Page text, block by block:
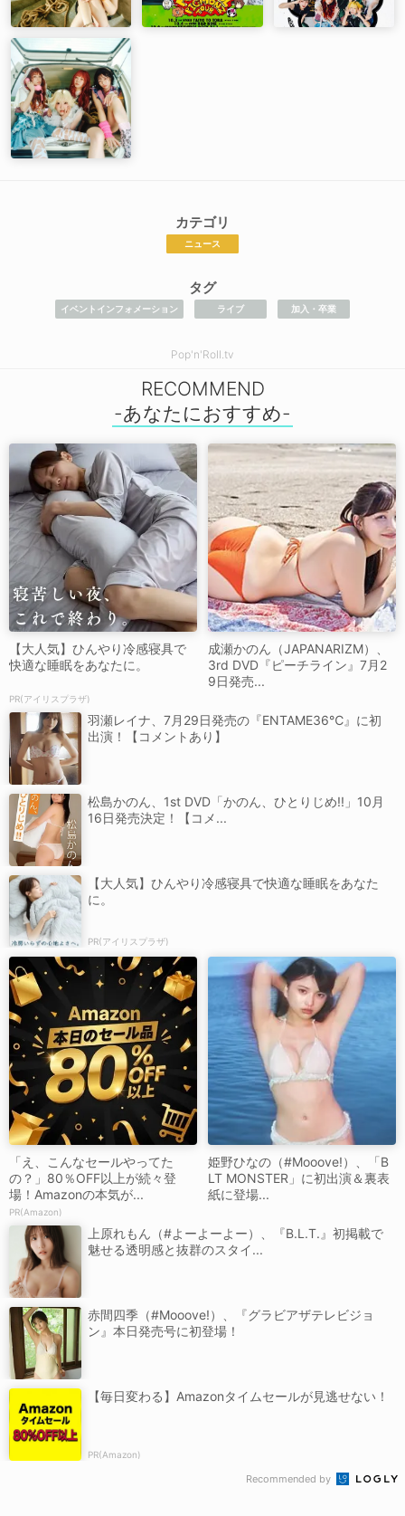
カテゴリ
ニュース
タグ
イベントインフォメーション ライブ 加入・卒業
Pop'n'Roll.tv
RECOMMEND
【大人気】ひんやり冷感寝具で
快適な睡眠をあなたに。
PR(アイリスプラザ)
成瀬かのん（JAPANARIZM）、
3rd DVD『ピーチライン』7月2
9日発売...
羽瀬レイナ、7月29日発売の『ENTAME36℃』に初
出演！【コメントあり】
松島かのん、1st DVD「かのん、ひとりじめ!!」10月
16日発売決定！【コメ...
【大人気】ひんやり冷感寝具で快適な睡眠をあなた
に。
PR(アイリスプラザ)
「え、こんなセールやってた
の？」80％OFF以上が続々登
場！Amazonの本気が...
PR(Amazon)
姫野ひなの（#Mooove!）、「B
LT MONSTER」に初出演＆裏表
紙に登場...
上原れもん（#よーよーよー）、『B.L.T.』初掲載で
魅せる透明感と抜群のスタイ...
赤間四季（#Mooove!）、『グラビアザテレビジョ
ン』本日発売号に初登場！
【毎日変わる】Amazonタイムセールが見逃せない！
PR(Amazon)
Recommended by